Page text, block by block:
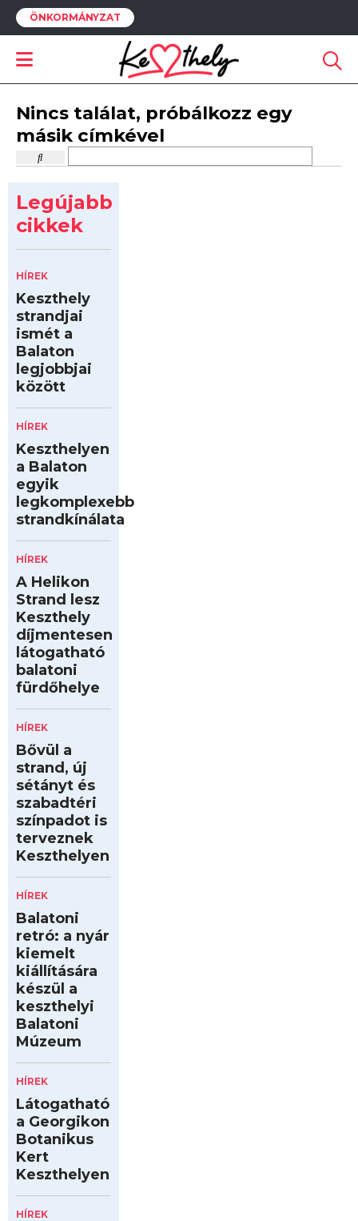
ÖNKORMÁNYZAT
Nincs találat, próbálkozz egy
másik címkével
Legújabb
cikkek
HÍREK
Keszthely
strandjai
ismét a
Balaton
legjobbjai
között
HÍREK
Keszthelyen
a Balaton
egyik
legkomplexebb
strandkínálata
HÍREK
A Helikon
Strand lesz
Keszthely
díjmentesen
látogatható
balatoni
fürdőhelye
HÍREK
Bővül a
strand, új
sétányt és
szabadtéri
színpadot is
terveznek
Keszthelyen
HÍREK
Balatoni
retró: a nyár
kiemelt
kiállítására
készül a
keszthelyi
Balatoni
Múzeum
HÍREK
Látogatható
a Georgikon
Botanikus
Kert
Keszthelyen
HÍREK